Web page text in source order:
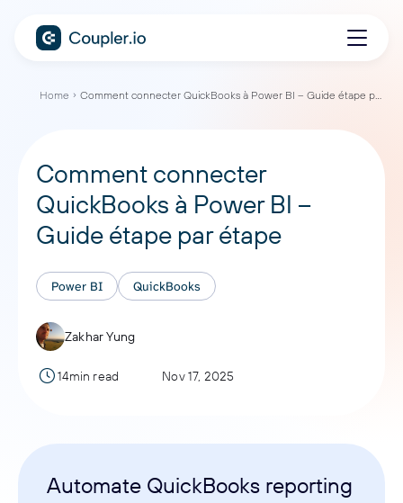
Home Comment connecter QuickBooks à Power BI – Guide étape par étape
Comment connecter
QuickBooks à Power BI –
Guide étape par étape
Power BI QuickBooks
Zakhar Yung
14min read Nov 17, 2025
Automate QuickBooks reporting